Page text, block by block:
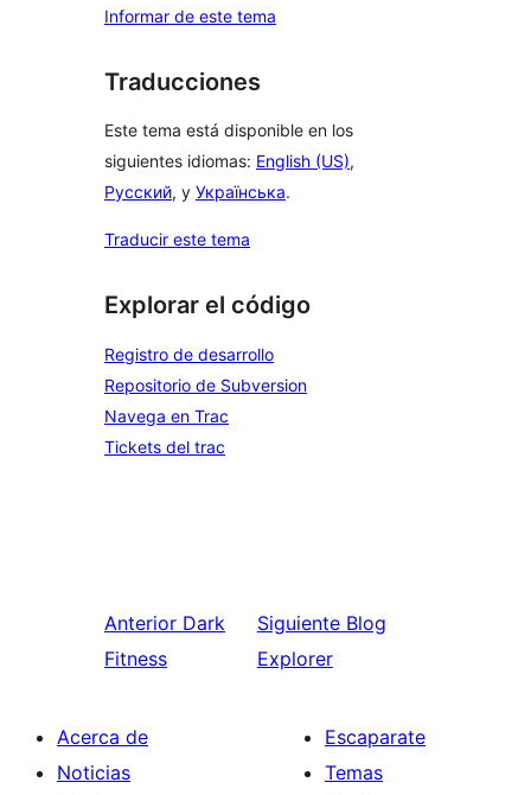
Informar de este tema
Traducciones
Este tema está disponible en los
siguientes idiomas: English (US),
Русский, y Українська.
Traducir este tema
Explorar el código
Registro de desarrollo
Repositorio de Subversion
Navega en Trac
Tickets del trac
Anterior Dark
Fitness
Siguiente Blog
Explorer
Acerca de
Noticias
Escaparate
Temas